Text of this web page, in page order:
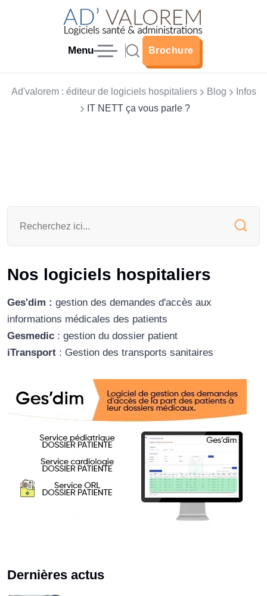
Menu
Brochure
Ad'valorem : éditeur de logiciels hospitaliers Blog
Infos
IT NETT ça vous parle ?
Nos logiciels hospitaliers
Ges'dim : gestion des demandes d'accès aux
informations médicales des patients
Gesmedic : gestion du dossier patient
iTransport : Gestion des transports sanitaires
Dernières actus